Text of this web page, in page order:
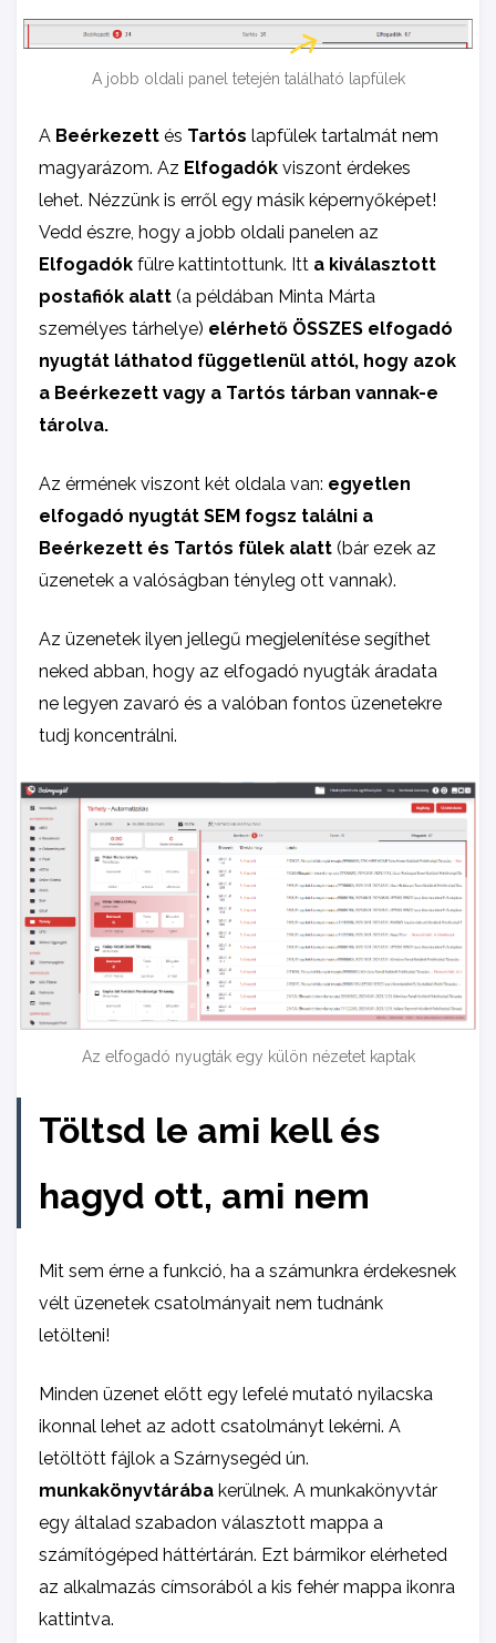
A jobb oldali panel tetején található lapfülek
A Beérkezett és Tartós lapfülek tartalmát nem
magyarázom. Az Elfogadók viszont érdekes
lehet. Nézzünk is erről egy másik képernyőképet!
Vedd észre, hogy a jobb oldali panelen az
Elfogadók fülre kattintottunk. Itt a kiválasztott
postafiók alatt (a példában Minta Márta
személyes tárhelye) elérhető ÖSSZES elfogadó
nyugtát láthatod függetlenül attól, hogy azok
a Beérkezett vagy a Tartós tárban vannak-e
tárolva.
Az érmének viszont két oldala van: egyetlen
elfogadó nyugtát SEM fogsz találni a
Beérkezett és Tartós fülek alatt (bár ezek az
üzenetek a valóságban tényleg ott vannak).
Az üzenetek ilyen jellegű megjelenítése segíthet
neked abban, hogy az elfogadó nyugták áradata
ne legyen zavaró és a valóban fontos üzenetekre
tudj koncentrálni.
Az elfogadó nyugták egy külön nézetet kaptak
Töltsd le ami kell és
hagyd ott, ami nem
Mit sem érne a funkció, ha a számunkra érdekesnek
vélt üzenetek csatolmányait nem tudnánk
letölteni!
Minden üzenet előtt egy lefelé mutató nyilacska
ikonnal lehet az adott csatolmányt lekérni. A
letöltött fájlok a Szárnysegéd ún.
munkakönyvtárába kerülnek. A munkakönyvtár
egy általad szabadon választott mappa a
számítógéped háttértárán. Ezt bármikor elérheted
az alkalmazás címsorából a kis fehér mappa ikonra
kattintva.